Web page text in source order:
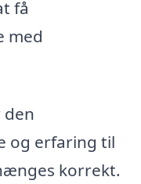
få
med
den
og erfaring til
korrekt.